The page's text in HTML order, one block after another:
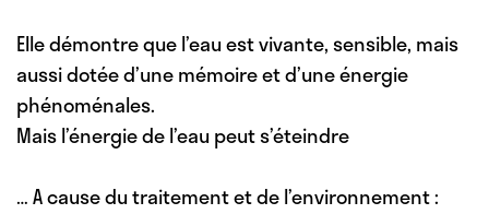
Elle démontre que l’eau est vivante, sensible, mais
aussi dotée d’une mémoire et d’une énergie
phénoménales.
Mais l’énergie de l’eau peut s’éteindre
… A cause du traitement et de l’environnement :